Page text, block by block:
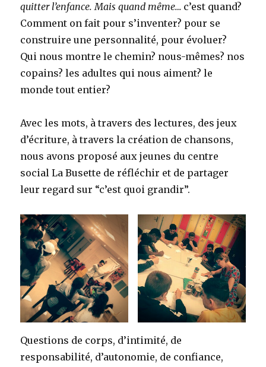
quitter l’enfance. Mais quand même… c’est quand?
Comment on fait pour s’inventer? pour se
construire une personnalité, pour évoluer?
Qui nous montre le chemin? nous-mêmes? nos
copains? les adultes qui nous aiment? le
monde tout entier?
Avec les mots, à travers des lectures, des jeux
d’écriture, à travers la création de chansons,
nous avons proposé aux jeunes du centre
social La Busette de réfléchir et de partager
leur regard sur “c’est quoi grandir”.
Questions de corps, d’intimité, de
responsabilité, d’autonomie, de confiance,